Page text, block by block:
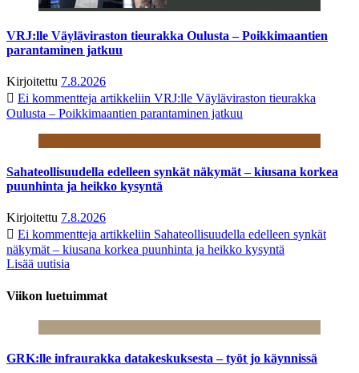
VRJ:lle Väyläviraston tieurakka Oulusta – Poikkimaantien
parantaminen jatkuu
Kirjoitettu 7.8.2026
Ei kommentteja artikkeliin VRJ:lle Väyläviraston tieurakka
Oulusta – Poikkimaantien parantaminen jatkuu
Sahateollisuudella edelleen synkät näkymät – kiusana korkea
puunhinta ja heikko kysyntä
Kirjoitettu 7.8.2026
Ei kommentteja artikkeliin Sahateollisuudella edelleen synkät
näkymät – kiusana korkea puunhinta ja heikko kysyntä
Lisää uutisia
Viikon luetuimmat
GRK:lle infraurakka datakeskuksesta – työt jo käynnissä